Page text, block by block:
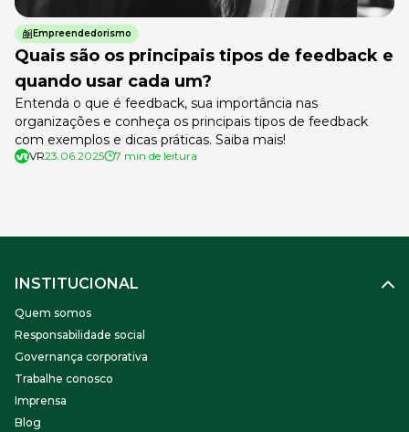
Empreendedorismo
Quais são os principais tipos de feedback e
quando usar cada um?
Entenda o que é feedback, sua importância nas
organizações e conheça os principais tipos de feedback
com exemplos e dicas práticas. Saiba mais!
VR23.06.2025 7 min de leitura
INSTITUCIONAL
Quem somos
Responsabilidade social
Governança corporativa
Trabalhe conosco
Imprensa
Blog